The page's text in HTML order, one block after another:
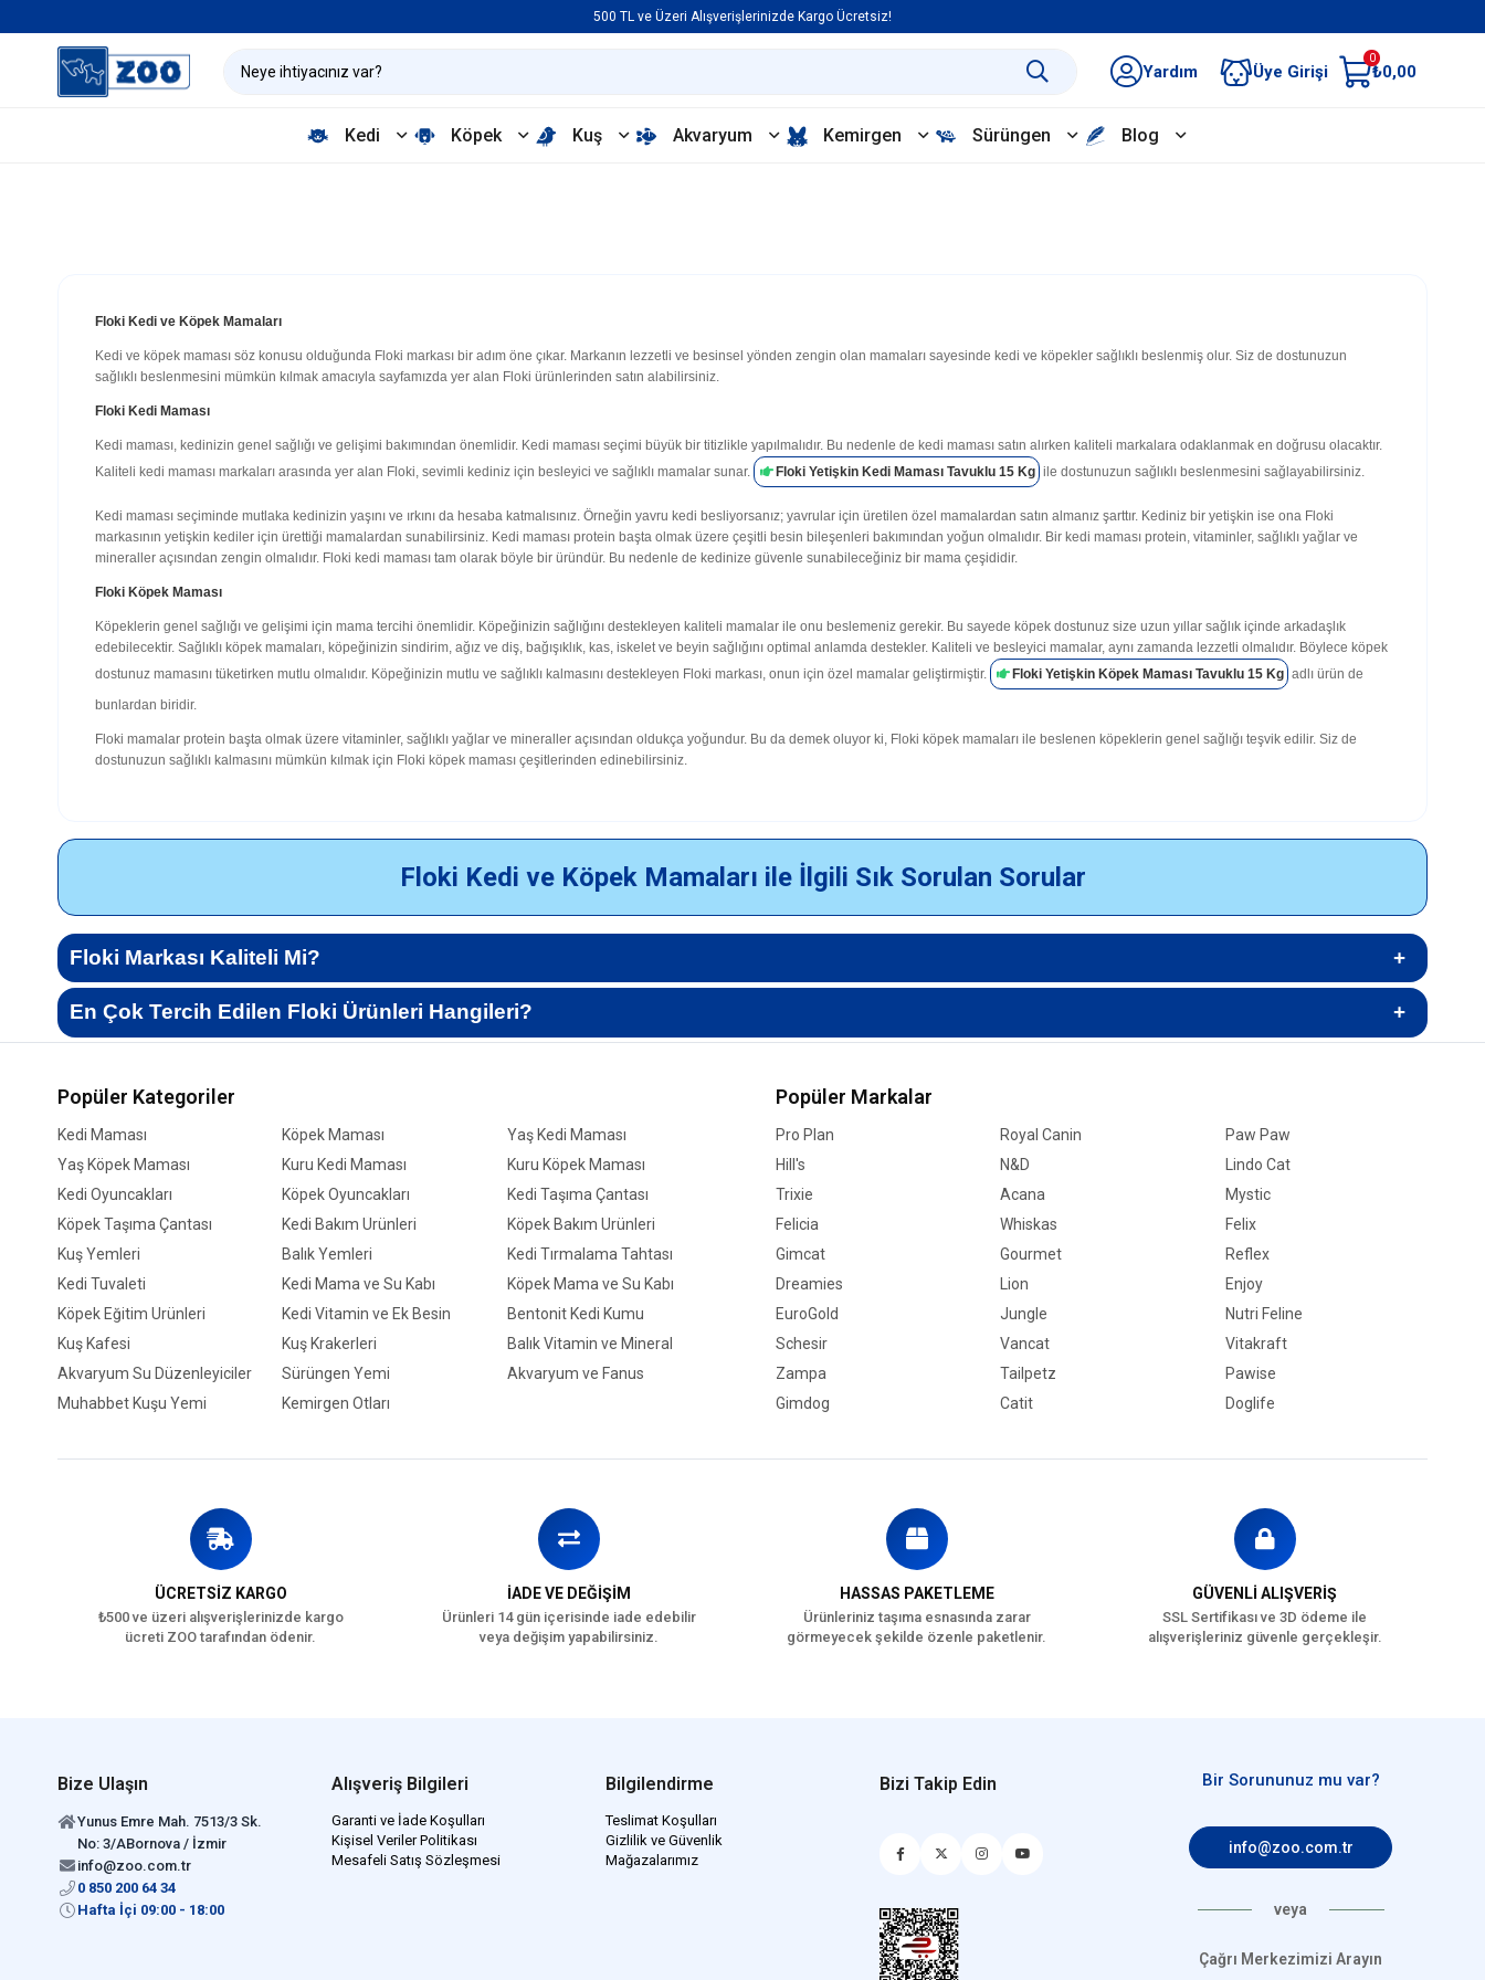
500 TL ve Üzeri Alışverişlerinizde Kargo Ücretsiz!
Yardım Üye Girişi
0
₺0,00
Kedi Köpek Kuş Akvaryum Kemirgen Sürüngen Blog
Floki Kedi ve Köpek Mamaları
Kedi ve köpek maması söz konusu olduğunda Floki markası bir adım öne çıkar. Markanın lezzetli ve besinsel yönden zengin olan mamaları sayesinde kedi ve köpekler sağlıklı beslenmiş olur. Siz de dostunuzun
sağlıklı beslenmesini mümkün kılmak amacıyla sayfamızda yer alan Floki ürünlerinden satın alabilirsiniz.
Floki Kedi Maması
Kedi maması, kedinizin genel sağlığı ve gelişimi bakımından önemlidir. Kedi maması seçimi büyük bir titizlikle yapılmalıdır. Bu nedenle de kedi maması satın alırken kaliteli markalara odaklanmak en doğrusu olacaktır.
Kaliteli kedi maması markaları arasında yer alan Floki, sevimli kediniz için besleyici ve sağlıklı mamalar sunar.
Floki Yetişkin Kedi Maması Tavuklu 15 Kg ile dostunuzun sağlıklı beslenmesini sağlayabilirsiniz.
Kedi maması seçiminde mutlaka kedinizin yaşını ve ırkını da hesaba katmalısınız. Örneğin yavru kedi besliyorsanız; yavrular için üretilen özel mamalardan satın almanız şarttır. Kediniz bir yetişkin ise ona Floki
markasının yetişkin kediler için ürettiği mamalardan sunabilirsiniz. Kedi maması protein başta olmak üzere çeşitli besin bileşenleri bakımından yoğun olmalıdır. Bir kedi maması protein, vitaminler, sağlıklı yağlar ve
mineraller açısından zengin olmalıdır. Floki kedi maması tam olarak böyle bir üründür. Bu nedenle de kedinize güvenle sunabileceğiniz bir mama çeşididir.
Floki Köpek Maması
Köpeklerin genel sağlığı ve gelişimi için mama tercihi önemlidir. Köpeğinizin sağlığını destekleyen kaliteli mamalar ile onu beslemeniz gerekir. Bu sayede köpek dostunuz size uzun yıllar sağlık içinde arkadaşlık
edebilecektir. Sağlıklı köpek mamaları, köpeğinizin sindirim, ağız ve diş, bağışıklık, kas, iskelet ve beyin sağlığını optimal anlamda destekler. Kaliteli ve besleyici mamalar, aynı zamanda lezzetli olmalıdır. Böylece köpek
dostunuz mamasını tüketirken mutlu olmalıdır. Köpeğinizin mutlu ve sağlıklı kalmasını destekleyen Floki markası, onun için özel mamalar geliştirmiştir.
Floki Yetişkin Köpek Maması Tavuklu 15 Kg adlı ürün de
bunlardan biridir.
Floki mamalar protein başta olmak üzere vitaminler, sağlıklı yağlar ve mineraller açısından oldukça yoğundur. Bu da demek oluyor ki, Floki köpek mamaları ile beslenen köpeklerin genel sağlığı teşvik edilir. Siz de
dostunuzun sağlıklı kalmasını mümkün kılmak için Floki köpek maması çeşitlerinden edinebilirsiniz.
Floki Kedi ve Köpek Mamaları ile İlgili Sık Sorulan Sorular
Floki Markası Kaliteli Mi?
En Çok Tercih Edilen Floki Ürünleri Hangileri?
Popüler Kategoriler
Kedi Maması Köpek Maması
Yaş Kedi Maması
Yaş Köpek Maması
Kuru Kedi Maması
Kuru Köpek Maması
Kedi Oyuncakları
Köpek Oyuncakları
Kedi Taşıma Çantası
Köpek Taşıma Çantası
Kedi Bakım Ürünleri
Köpek Bakım Ürünleri
Kuş Yemleri
Balık Yemleri
Kedi Tırmalama Tahtası
Kedi Tuvaleti
Kedi Mama ve Su Kabı
Köpek Mama ve Su Kabı
Köpek Eğitim Ürünleri
Kedi Vitamin ve Ek Besin
Bentonit Kedi Kumu
Kuş Kafesi
Kuş Krakerleri
Balık Vitamin ve Mineral
Akvaryum Su Düzenleyiciler
Sürüngen Yemi
Akvaryum ve Fanus
Muhabbet Kuşu Yemi
Kemirgen Otları
Popüler Markalar
Pro Plan Royal Canin
Paw Paw
Hill's
N&D
Lindo Cat
Trixie
Acana
Mystic
Felicia
Whiskas
Felix
Gimcat
Gourmet
Reflex
Dreamies
Lion
Enjoy
EuroGold
Jungle
Nutri Feline
Schesir
Vancat
Vitakraft
Zampa
Tailpetz
Pawise
Gimdog
Catit Doglife
ÜCRETSİZ KARGO
₺500 ve üzeri alışverişlerinizde kargo
ücreti ZOO tarafından ödenir.
İADE VE DEĞİŞİM
Ürünleri 14 gün içerisinde iade edebilir
veya değişim yapabilirsiniz.
HASSAS PAKETLEME
Ürünleriniz taşıma esnasında zarar
görmeyecek şekilde özenle paketlenir.
GÜVENLİ ALIŞVERİŞ
SSL Sertifikası ve 3D ödeme ile
alışverişleriniz güvenle gerçekleşir.
Bize Ulaşın
Yunus Emre Mah. 7513/3 Sk.
No: 3/ABornova / İzmir
info@zoo.com.tr
0 850 200 64 34
Hafta İçi 09:00 - 18:00
Alışveriş Bilgileri
Garanti ve İade Koşulları
Kişisel Veriler Politikası
Mesafeli Satış Sözleşmesi
Bilgilendirme
Teslimat Koşulları
Gizlilik ve Güvenlik
Mağazalarımız
Bizi Takip Edin Bir Sorununuz mu var?
info@zoo.com.tr
veya
Çağrı Merkezimizi Arayın